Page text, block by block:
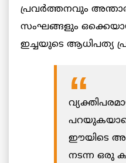
പ്രവർത്തനവും
സംഘങ്ങളും
ഇച്ചയുടെ ആധിപത്യ
ഈയിടെ
നടന്ന ഒരു